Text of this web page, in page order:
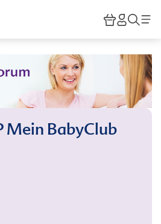
HiPP
Mein BabyClub